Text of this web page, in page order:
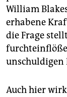
William
erhabene
die Frage
unschuldigen
Auch hier